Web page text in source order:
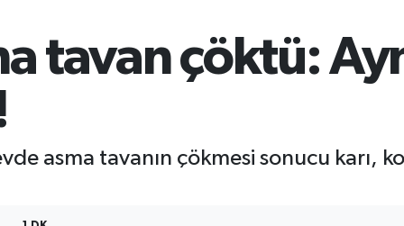
tavan çöktü:
asma tavanın çökmesi sonucu karı,